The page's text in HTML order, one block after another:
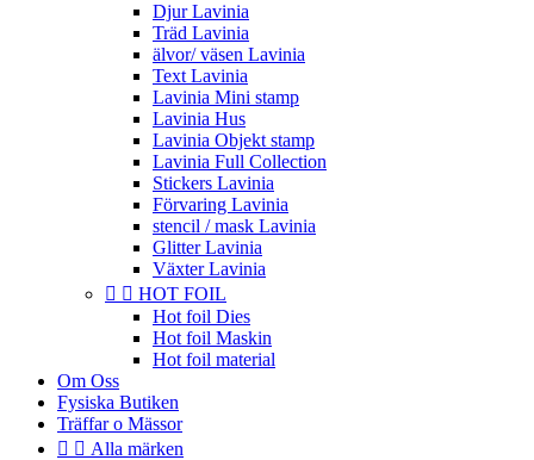
Djur Lavinia
Träd Lavinia
älvor/ väsen Lavinia
Text Lavinia
Lavinia Mini stamp
Lavinia Hus
Lavinia Objekt stamp
Lavinia Full Collection
Stickers Lavinia
Förvaring Lavinia
stencil / mask Lavinia
Glitter Lavinia
Växter Lavinia
  HOT FOIL
Hot foil Dies
Hot foil Maskin
Hot foil material
Om Oss
Fysiska Butiken
Träffar o Mässor
  Alla märken